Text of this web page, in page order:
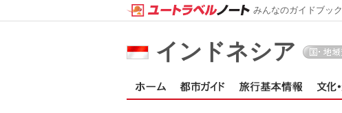
インドネシア
みんなのガイドブック